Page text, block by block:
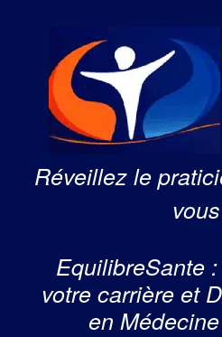
Réveillez le
EquilibreSante
votre carrière et
en